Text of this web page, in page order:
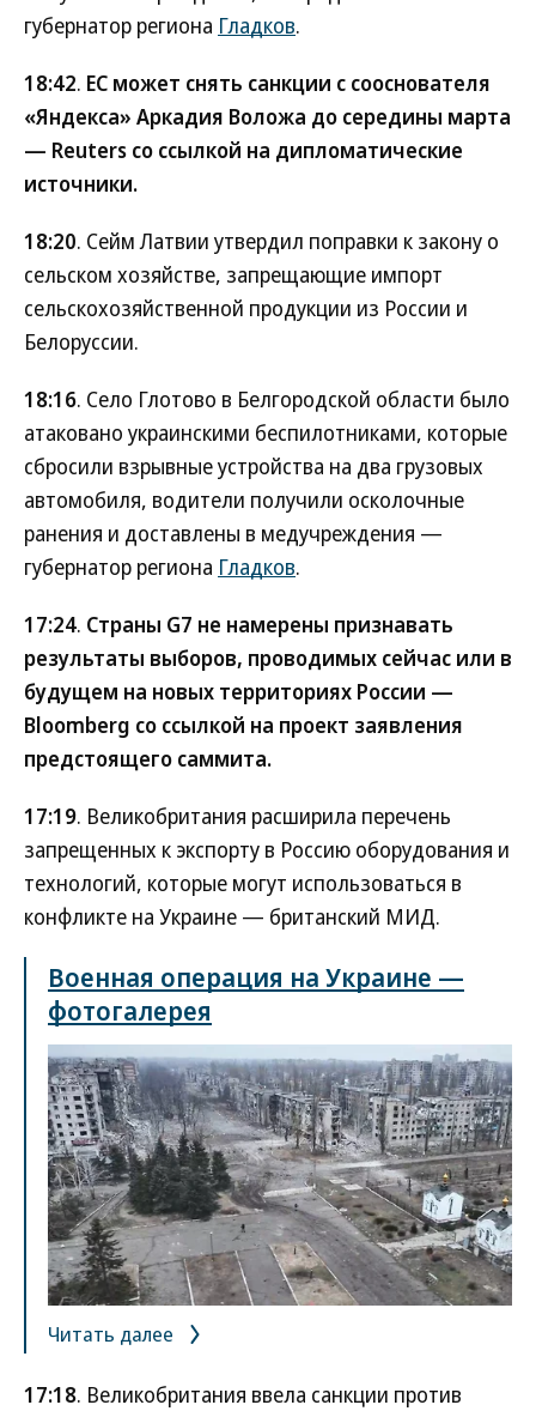
губернатор региона Гладков.
18:42. ЕС может снять санкции с сооснователя
«Яндекса» Аркадия Воложа до середины марта
— Reuters со ссылкой на дипломатические
источники.
18:20. Сейм Латвии утвердил поправки к закону о
сельском хозяйстве, запрещающие импорт
сельскохозяйственной продукции из России и
Белоруссии.
18:16. Село Глотово в Белгородской области было
атаковано украинскими беспилотниками, которые
сбросили взрывные устройства на два грузовых
автомобиля, водители получили осколочные
ранения и доставлены в медучреждения —
губернатор региона Гладков.
17:24. Страны G7 не намерены признавать
результаты выборов, проводимых сейчас или в
будущем на новых территориях России —
Bloomberg со ссылкой на проект заявления
предстоящего саммита.
17:19. Великобритания расширила перечень
запрещенных к экспорту в Россию оборудования и
технологий, которые могут использоваться в
конфликте на Украине — британский МИД.
Военная операция на Украине —
фотогалерея
Читать далее
17:18. Великобритания ввела санкции против